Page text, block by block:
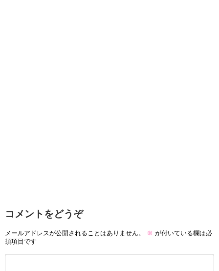
コメントをどうぞ
メールアドレスが公開されることはありません。 ※ が付いている欄は必
須項目です